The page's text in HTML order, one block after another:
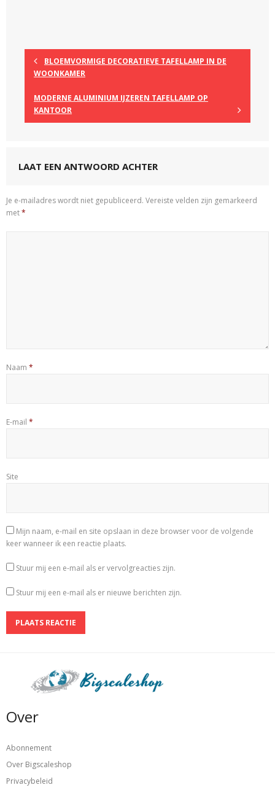
BLOEMVORMIGE DECORATIEVE TAFELLAMP IN DE
WOONKAMER
MODERNE ALUMINIUM IJZEREN TAFELLAMP OP
KANTOOR
LAAT EEN ANTWOORD ACHTER
Je e-mailadres wordt niet gepubliceerd. Vereiste velden zijn gemarkeerd
met*
Naam *
E-mail *
Site
Mijn naam, e-mail en site opslaan in deze browser voor de volgende
keer wanneer ik een reactie plaats.
Stuur mij een e-mail als er vervolgreacties zijn.
Stuur mij een e-mail als er nieuwe berichten zijn.
Over
Abonnement
Over Bigscaleshop
Privacybeleid